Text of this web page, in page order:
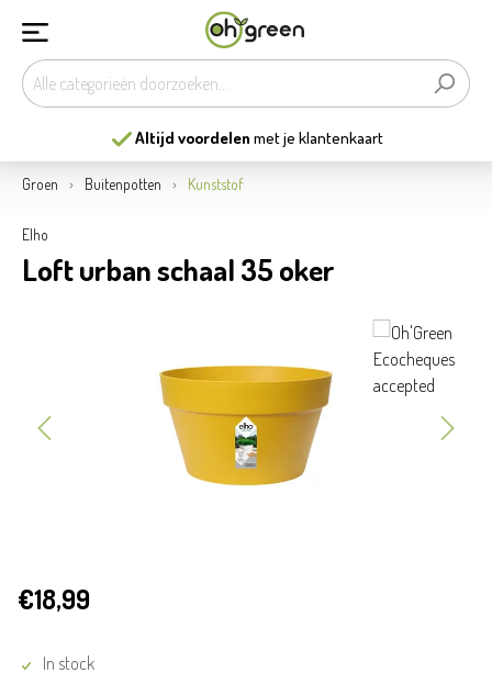
Altijd voordelen met je klantenkaart
Groen Buitenpotten Kunststof
Elho
Loft urban schaal 35 oker
€18,99
In stock